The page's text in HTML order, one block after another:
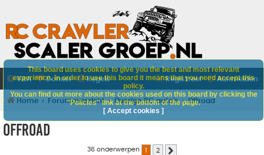
V&A Doneer Regels Aanmelden
Registreer
Home Forumoverzicht Overige RC auto's Offroad
Offroad
36 onderwerpen 2
This board uses cookies to give you the best and most relevant
experience. In order to use this board it means that you need accept this
policy.
You can find out more about the cookies used on this board by clicking the
"Policies" link at the bottom of the page.
[ Accept cookies ]